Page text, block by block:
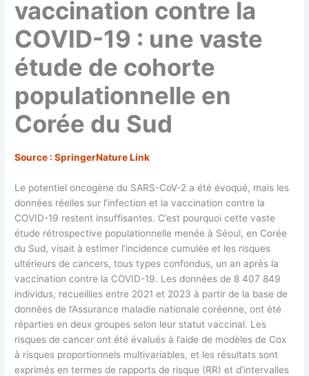
vaccination contre la
COVID-19 : une vaste
étude de cohorte
populationnelle en
Corée du Sud
Source : SpringerNature Link
Le potentiel oncogène du SARS-CoV-2 a été évoqué, mais les
données réelles sur l’infection et la vaccination contre la
COVID-19 restent insuffisantes. C’est pourquoi cette vaste
étude rétrospective populationnelle menée à Séoul, en Corée
du Sud, visait à estimer l’incidence cumulée et les risques
ultérieurs de cancers, tous types confondus, un an après la
vaccination contre la COVID-19. Les données de 8 407 849
individus, recueillies entre 2021 et 2023 à partir de la base de
données de l’Assurance maladie nationale coréenne, ont été
réparties en deux groupes selon leur statut vaccinal. Les
risques de cancer ont été évalués à l’aide de modèles de Cox
à risques proportionnels multivariables, et les résultats sont
exprimés en termes de rapports de risque (RR) et d’intervalles